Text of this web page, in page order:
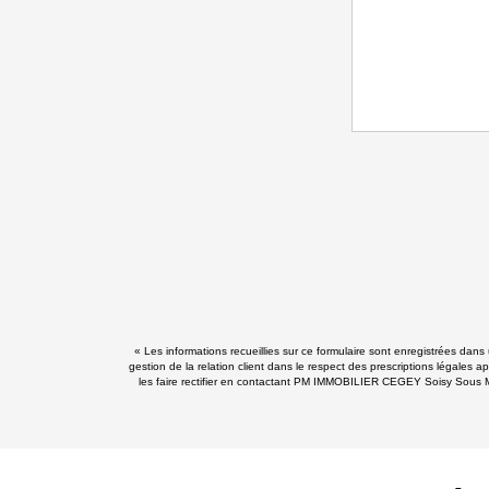
« Les informations recueillies sur ce formulaire sont enregistrées
gestion de la relation client dans le respect des prescriptions légales
les faire rectifier en contactant PM IMMOBILIER CEGEY Soisy